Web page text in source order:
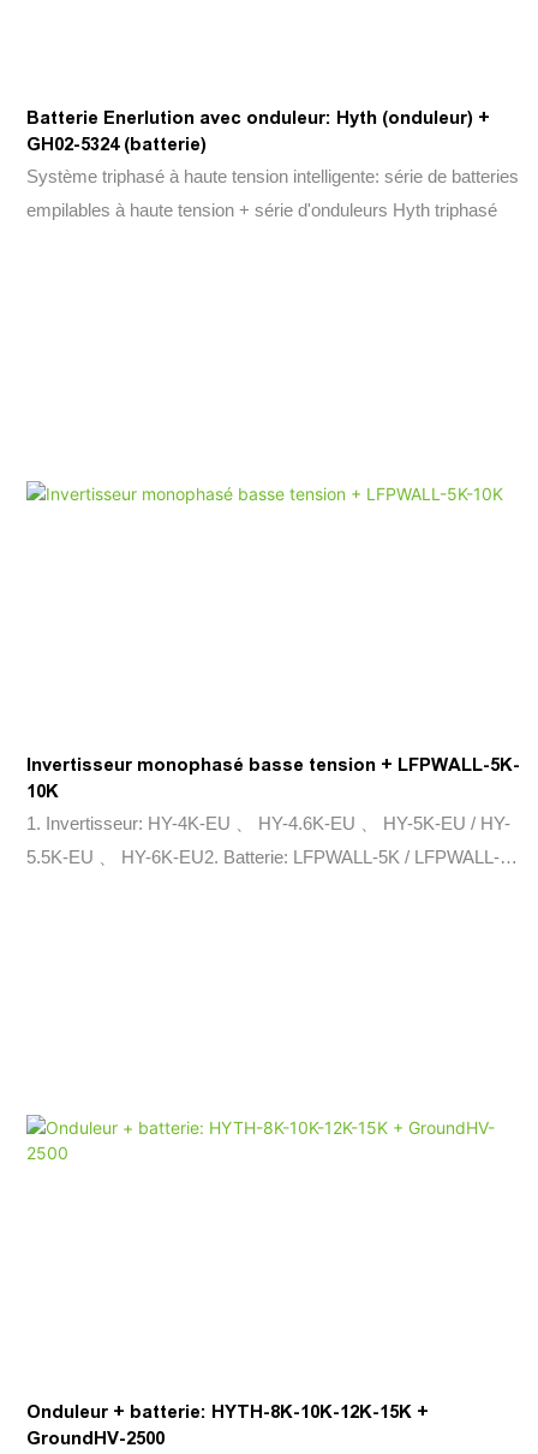
Batterie Enerlution avec onduleur: Hyth (onduleur) +
GH02-5324 (batterie)
Système triphasé à haute tension intelligente: série de batteries
empilables à haute tension + série d'onduleurs Hyth triphasé
Invertisseur monophasé basse tension + LFPWALL-5K-
10K
1. Invertisseur: HY-4K-EU 、 HY-4.6K-EU 、 HY-5K-EU / HY-
5.5K-EU 、 HY-6K-EU2. Batterie: LFPWALL-5K / LFPWALL-
Onduleur + batterie: HYTH-8K-10K-12K-15K +
GroundHV-2500